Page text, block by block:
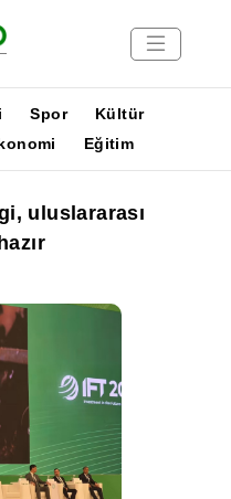
Spor
Kültür
Eğitim
uluslararası